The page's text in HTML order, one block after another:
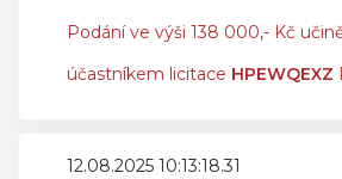
Podání ve výši 138 000,- Kč
účastníkem licitace HPEWQEXZ
12.08.2025 10:13:18.31